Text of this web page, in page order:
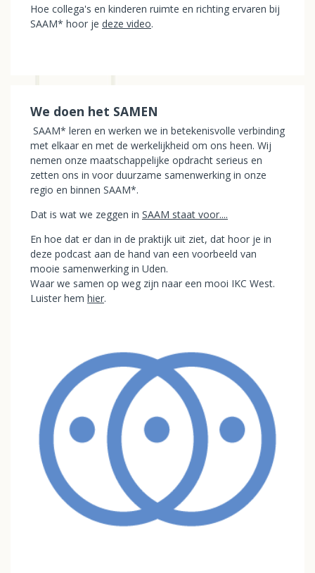
Hoe collega's en kinderen ruimte en richting ervaren bij
SAAM* hoor je deze video.
We doen het SAMEN
SAAM* leren en werken we in betekenisvolle verbinding
met elkaar en met de werkelijkheid om ons heen. Wij
nemen onze maatschappelijke opdracht serieus en
zetten ons in voor duurzame samenwerking in onze
regio en binnen SAAM*.
Dat is wat we zeggen in SAAM staat voor....
En hoe dat er dan in de praktijk uit ziet, dat hoor je in
deze podcast aan de hand van een voorbeeld van
mooie samenwerking in Uden.
Waar we samen op weg zijn naar een mooi IKC West.
Luister hem hier.